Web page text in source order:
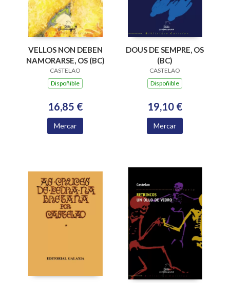
VELLOS NON DEBEN
NAMORARSE, OS (BC)
CASTELAO
Dispoñible
16,85 €
Mercar
DOUS DE SEMPRE, OS
(BC)
CASTELAO
Dispoñible
19,10 €
Mercar